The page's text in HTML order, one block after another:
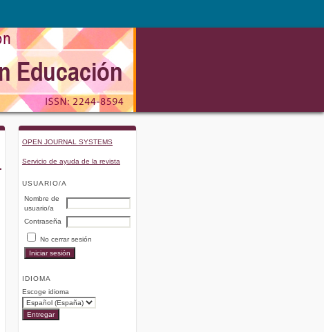
OPEN JOURNAL SYSTEMS
Servicio de ayuda de la revista
USUARIO/A
Nombre de
usuario/a
Contraseña
No cerrar sesión
IDIOMA
Escoge idioma